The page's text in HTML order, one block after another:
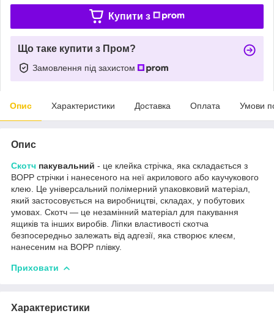
Купити з
Що таке купити з Пром?
Замовлення під захистом
Опис Характеристики Доставка Оплата Умови
Опис
Скотч пакувальний - це клейка стрічка, яка складається з
BOPP стрічки і нанесеного на неї акрилового або каучукового
клею. Це універсальний полімерний упаковковий матеріал,
який застосовується на виробництві, складах, у побутових
умовах. Скотч — це незамінний матеріал для пакування
ящиків та інших виробів. Ліпки властивості скотча
безпосередньо залежать від адгезії, яка створює клеєм,
нанесеним на BOPP плівку.
Приховати
Характеристики